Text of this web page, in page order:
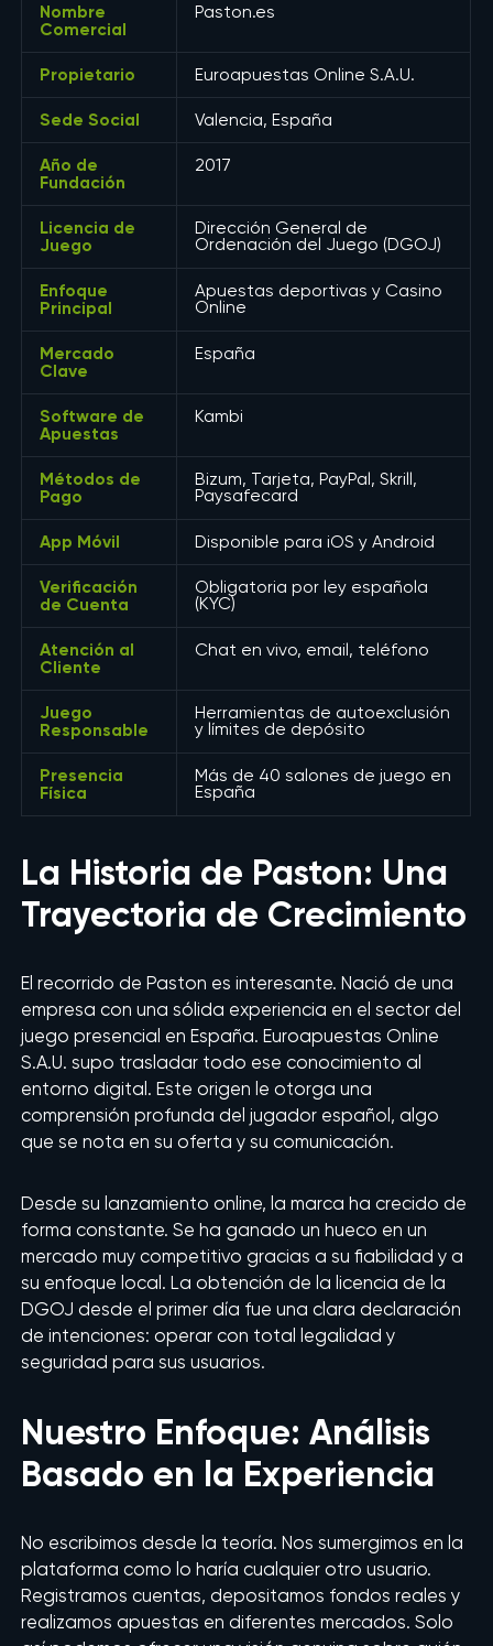
Nombre
Comercial
Paston.es
Propietario Euroapuestas Online S.A.U.
Sede Social Valencia, España
Año de
Fundación
2017
Licencia de
Juego
Dirección General de
Ordenación del Juego (DGOJ)
Enfoque
Principal
Apuestas deportivas y Casino
Online
Mercado
Clave
España
Software de
Apuestas
Kambi
Métodos de
Pago
Bizum, Tarjeta, PayPal, Skrill,
Paysafecard
App Móvil Disponible para iOS y Android
Verificación
de Cuenta
Obligatoria por ley española
(KYC)
Atención al
Cliente
Chat en vivo, email, teléfono
Juego
Responsable
Herramientas de autoexclusión
y límites de depósito
Presencia
Física
Más de 40 salones de juego en
España
La Historia de Paston: Una
Trayectoria de Crecimiento
El recorrido de Paston es interesante. Nació de una
empresa con una sólida experiencia en el sector del
juego presencial en España. Euroapuestas Online
S.A.U. supo trasladar todo ese conocimiento al
entorno digital. Este origen le otorga una
comprensión profunda del jugador español, algo
que se nota en su oferta y su comunicación.
Desde su lanzamiento online, la marca ha crecido de
forma constante. Se ha ganado un hueco en un
mercado muy competitivo gracias a su fiabilidad y a
su enfoque local. La obtención de la licencia de la
DGOJ desde el primer día fue una clara declaración
de intenciones: operar con total legalidad y
seguridad para sus usuarios.
Nuestro Enfoque: Análisis
Basado en la Experiencia
No escribimos desde la teoría. Nos sumergimos en la
plataforma como lo haría cualquier otro usuario.
Registramos cuentas, depositamos fondos reales y
realizamos apuestas en diferentes mercados. Solo